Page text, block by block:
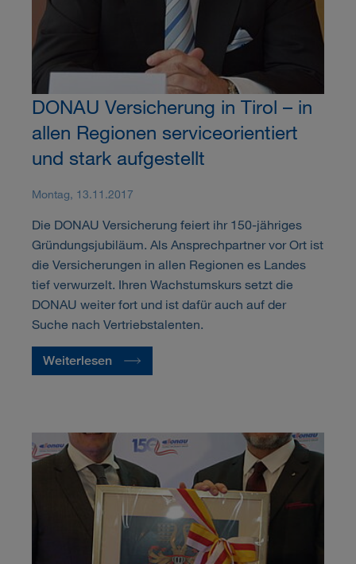
DONAU Versicherung in Tirol – in
allen Regionen serviceorientiert
und stark aufgestellt
Montag, 13.11.2017
Die DONAU Versicherung feiert ihr 150-jähriges
Gründungsjubiläum. Als Ansprechpartner vor Ort ist
die Versicherungen in allen Regionen es Landes
tief verwurzelt. Ihren Wachstumskurs setzt die
DONAU weiter fort und ist dafür auch auf der
Suche nach Vertriebstalenten.
Weiterlesen